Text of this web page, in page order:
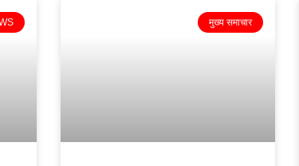
मुख्य समाचार